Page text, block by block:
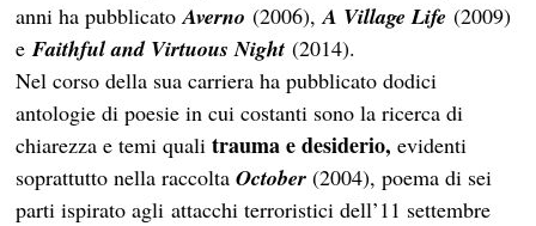
anni ha pubblicatoAverno (2006),A Village Life (2009)
eFaithful and Virtuous Night (2014).
Nel corso della sua carriera ha pubblicato dodici
antologie di poesie in cui costanti sono la ricerca di
chiarezza e temi qualitrauma e desiderio, evidenti
soprattutto nella raccoltaOctober (2004), poema di sei
parti ispirato agli attacchi terroristici dell’11 settembre